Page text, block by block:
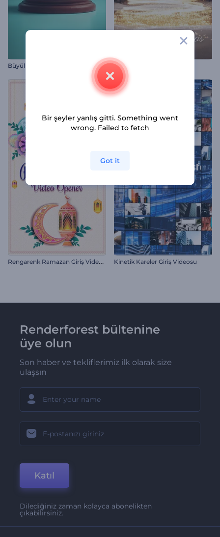
Büyülü Kar Küresi Jeneriği Noel Gecesi Mucizesi Intro
R
engarenk Ramazan Giriş Videosu Kinetik Kareler Giriş Videosu
Renderforest bültenine
üye olun
Son haber ve tekliflerimiz ilk olarak size
ulaşsın
Katıl
Dilediğiniz zaman kolayca abonelikten
çıkabilirsiniz.
Bir şeyler yanlış gitti. Something went
wrong. Failed to fetch
Got it